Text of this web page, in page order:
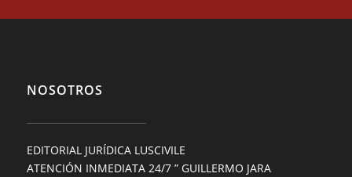
NOSOTROS
EDITORIAL JURÍDICA LUSCIVILE
ATENCIÓN INMEDIATA 24/7 ” GUILLERMO JARA